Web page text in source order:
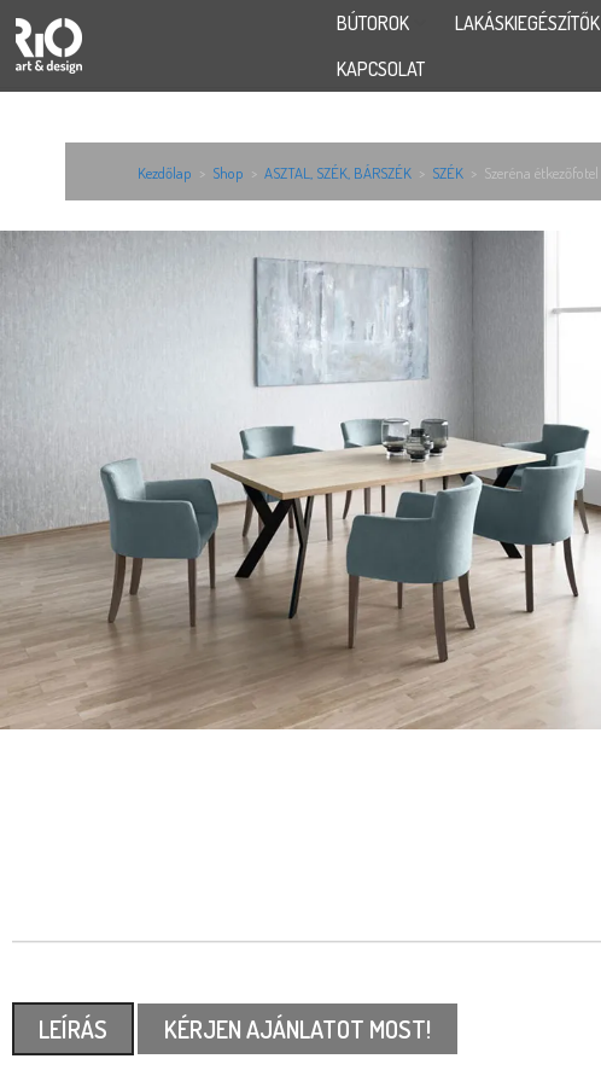
BÚTOROK LAKÁSKIEGÉSZÍTŐK
KAPCSOLAT
Kezdőlap > Shop > ASZTAL, SZÉK, BÁRSZÉK > SZÉK > Szeréna étkezőfotel
LEÍRÁS KÉRJEN AJÁNLATOT MOST!